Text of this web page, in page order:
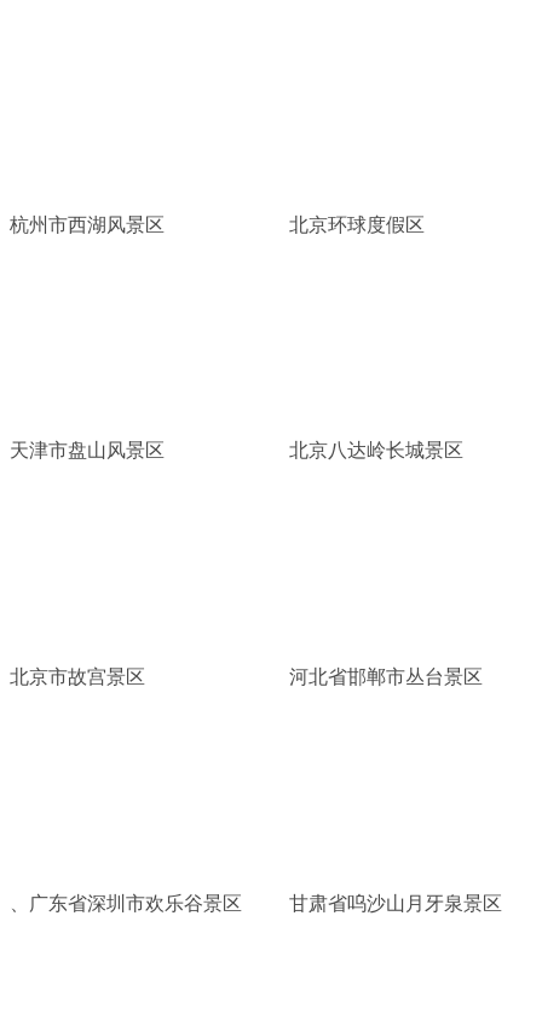
杭州市西湖风景区 北京环球度假区
天津市盘山风景区 北京八达岭长城景区
北京市故宫景区 河北省邯郸市丛台景区
、广东省深圳市欢乐谷景区 甘肃省呜沙山月牙泉景区